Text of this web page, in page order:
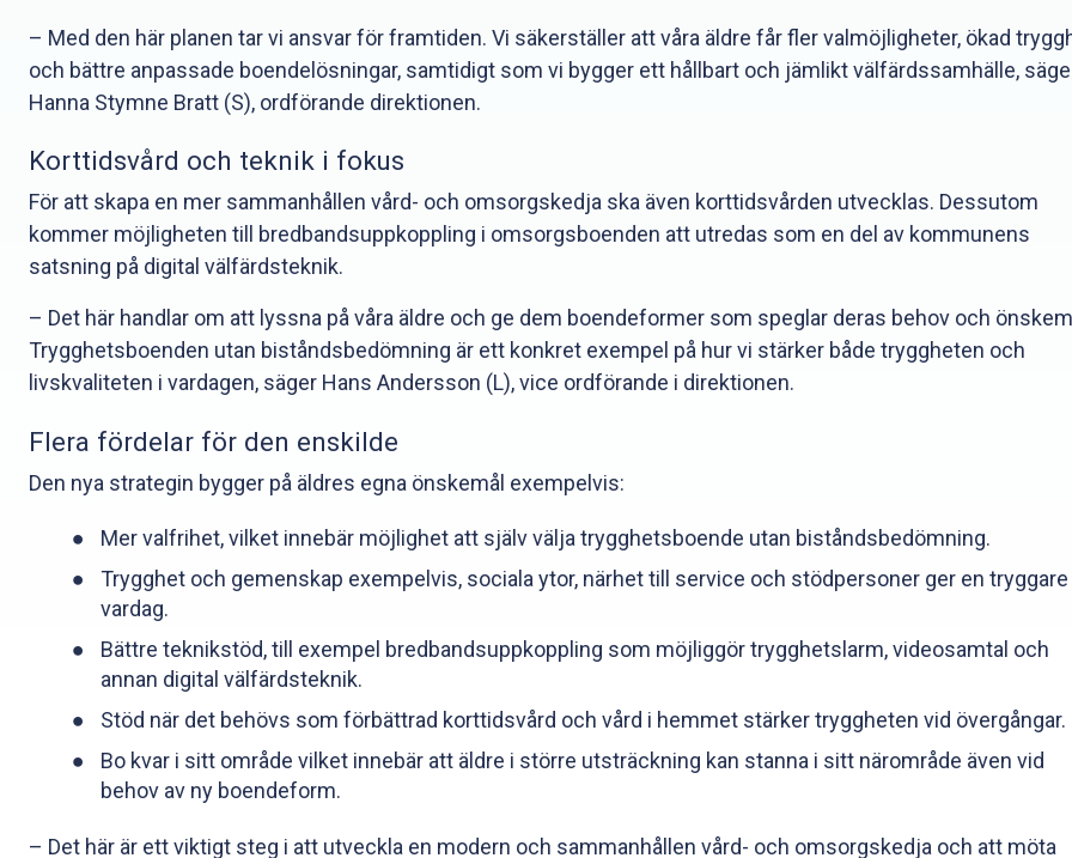
– Med den här planen tar vi ansvar för framtiden. Vi säkerställer att våra äldre får fler valmöjligheter, ökad
och bättre anpassade boendelösningar, samtidigt som vi bygger ett hållbart och jämlikt välfärdssamhälle,
Hanna Stymne Bratt (S), ordförande direktionen.
Korttidsvård och teknik i fokus
För att skapa en mer sammanhållen vård- och omsorgskedja ska även korttidsvården utvecklas. Dessutom
kommer möjligheten till bredbandsuppkoppling i omsorgsboenden att utredas som en del av kommunens
satsning på digital välfärdsteknik.
– Det här handlar om att lyssna på våra äldre och ge dem boendeformer som speglar deras behov och
Trygghetsboenden utan biståndsbedömning är ett konkret exempel på hur vi stärker både tryggheten och
livskvaliteten i vardagen, säger Hans Andersson (L), vice ordförande i direktionen.
Flera fördelar för den enskilde
Den nya strategin bygger på äldres egna önskemål exempelvis:
Mer valfrihet, vilket innebär möjlighet att själv välja trygghetsboende utan biståndsbedömning.
Trygghet och gemenskap exempelvis, sociala ytor, närhet till service och stödpersoner ger en tryggare
vardag.
Bättre teknikstöd, till exempel bredbandsuppkoppling som möjliggör trygghetslarm, videosamtal och
annan digital välfärdsteknik.
Stöd när det behövs som förbättrad korttidsvård och vård i hemmet stärker tryggheten vid övergångar.
Bo kvar i sitt område vilket innebär att äldre i större utsträckning kan stanna i sitt närområde även vid
behov av ny boendeform.
– Det här är ett viktigt steg i att utveckla en modern och sammanhållen vård- och omsorgskedja och att möta